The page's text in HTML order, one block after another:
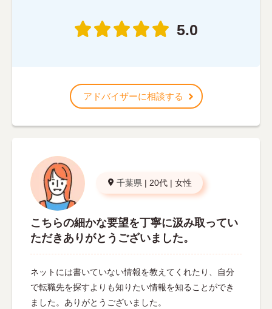
5.0
アドバイザーに相談する
千葉県 | 20代 | 女性
こちらの細かな要望を丁寧に汲み取ってい
ただきありがとうございました。
ネットには書いていない情報を教えてくれたり、自分
で転職先を探すよりも知りたい情報を知ることができ
ました。ありがとうございました。